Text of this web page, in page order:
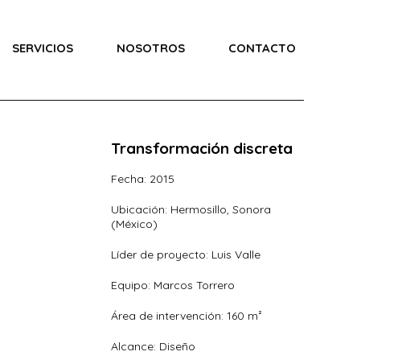
SERVICIOS NOSOTROS CONTACTO
Transformación discreta
Fecha: 2015
Ubicación: Hermosillo, Sonora
(México)
Líder de proyecto: Luis Valle
Equipo: Marcos Torrero
Área de intervención: 160 m²
Alcance: Diseño